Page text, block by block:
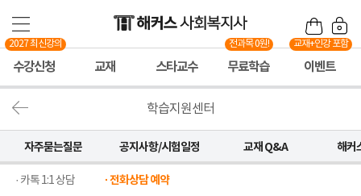
수강신청
2027 최신강의
교재 스타교수 무료학습
전과목 0원!
이벤트
교재+인강 포함
학습지원센터
자주묻는질문 공지사항/시험일정 교재 Q&A 해커
· 카톡 1:1 상담 · 전화상담 예약